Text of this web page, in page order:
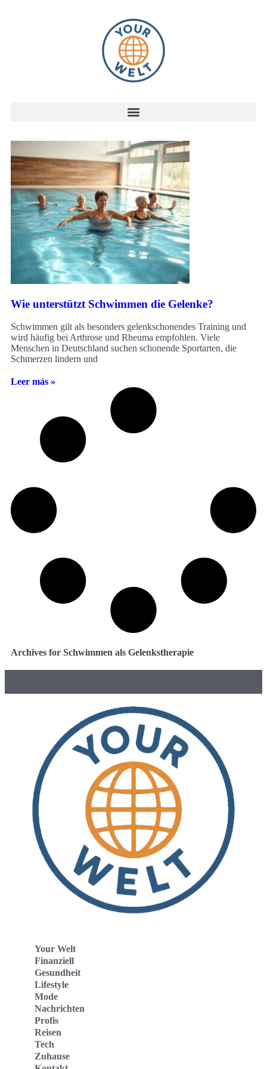
Wie unterstützt Schwimmen die Gelenke?
Schwimmen gilt als besonders gelenkschonendes Training und
wird häufig bei Arthrose und Rheuma empfohlen. Viele
Menschen in Deutschland suchen schonende Sportarten, die
Schmerzen lindern und
Leer más »
Archives for Schwimmen als Gelenkstherapie
Your Welt
Finanziell
Gesundheit
Lifestyle
Mode
Nachrichten
Profis
Reisen
Tech
Zuhause